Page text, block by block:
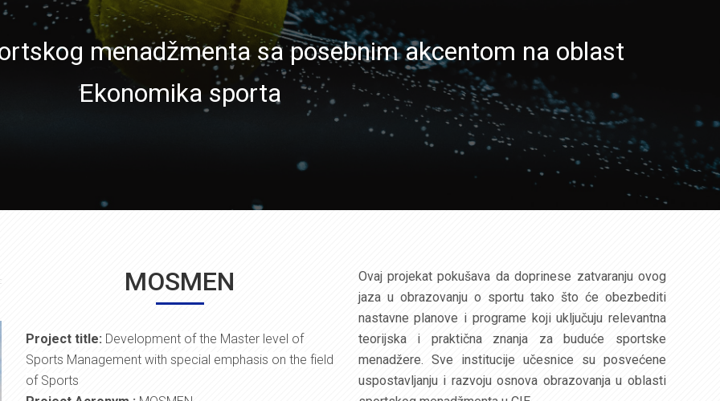
menadžmenta sa posebnim akcentom na oblast
Ekonomika sporta
MOSMEN
Project title: Development of the Master level of
Sports Management with special emphasis on the field
of Sports
Ovaj projekat pokušava da doprinese zatvaranju ovog
jaza u obrazovanju o sportu tako što će obezbediti
nastavne planove i programe koji uključuju relevantna
teorijska i praktična znanja za buduće sportske
menadžere. Sve institucije učesnice su posvećene
uspostavljanju i razvoju osnova obrazovanja u oblasti